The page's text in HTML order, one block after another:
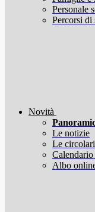
Personale
Percorsi di
Novità
Le notizie
Le circolari
Calendario
Albo